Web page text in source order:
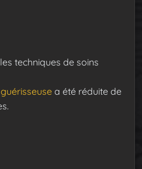
techniques de soins
a été réduite de